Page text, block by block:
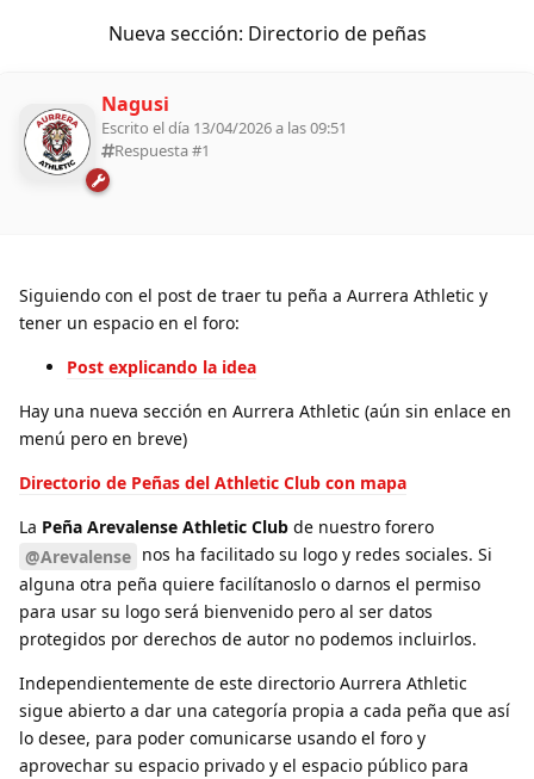
Nueva sección: Directorio de peñas
Nagusi
Escrito el día 13/04/2026 a las 09:51
Respuesta #1
Siguiendo con el post de traer tu peña a Aurrera Athletic y
tener un espacio en el foro:
Post explicando la idea
Hay una nueva sección en Aurrera Athletic (aún sin enlace en
menú pero en breve)
Directorio de Peñas del Athletic Club con mapa
La Peña Arevalense Athletic Club de nuestro forero
@Arevalense nos ha facilitado su logo y redes sociales. Si
alguna otra peña quiere facilítanoslo o darnos el permiso
para usar su logo será bienvenido pero al ser datos
protegidos por derechos de autor no podemos incluirlos.
Independientemente de este directorio Aurrera Athletic
sigue abierto a dar una categoría propia a cada peña que así
lo desee, para poder comunicarse usando el foro y
aprovechar su espacio privado y el espacio público para